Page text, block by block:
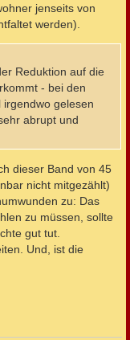
jenseits von
werden).
Reduktion auf die
- bei den
irgendwo gelesen
abrupt und
dieser Band von 45
nicht mitgezählt)
zu: Das
zu müssen, sollte
gut tut.
Und, ist die